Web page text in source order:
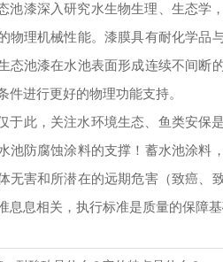
池漆深入研究水生物生理、生态学
物理机械性能。漆膜具有耐化学品
态池漆在水池表面形成连续不间断
件进行更好的物理功能支持。
于此，关注水环境生态、鱼类安保
池防腐蚀涂料的支撑！蓄水池涂料
无害和所潜在的远期危害（致癌、
息息相关，执行标准是质量的保障基